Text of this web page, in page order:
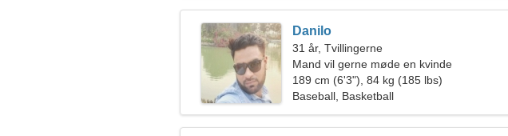
Danilo
31 år, Tvillingerne
Mand vil gerne møde en kvinde
189 cm (6'3"), 84 kg (185 lbs)
Baseball, Basketball